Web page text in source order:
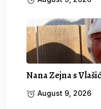
Nana Zejna s
August 9, 2026